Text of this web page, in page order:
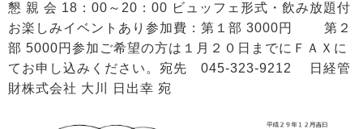
懇 親 会 18：00～20：00 ビュッフェ形式・飲み放題付
お楽しみイベントあり参加費：第１部 3000円 第２
部 5000円参加ご希望の方は１月２０日までにＦＡＸに
てお申し込みください。宛先 045-323-9212 日経管
財株式会社 大川 日出幸 宛